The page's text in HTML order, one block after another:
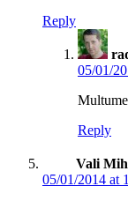
Reply
05/01/
Reply
Vali
05/01/2014 at